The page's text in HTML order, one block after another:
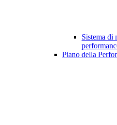
Sistema di
Piano della